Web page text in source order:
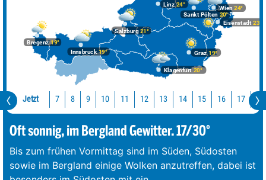
Bregenz19°
Graz19°
Innsbruck19°
Klagenfurt 20°
Linz24°
Salzburg21°
Wien 24°
Eisenstadt 23°
Sankt Pölten 20°
Jetzt 7 8 9 10 11 12 13 14 15 16 17 18
Oft sonnig, im Bergland Gewitter. 17/30°
Bis zum frühen Vormittag sind im Süden, Südosten
sowie im Bergland einige Wolken anzutreffen, dabei ist